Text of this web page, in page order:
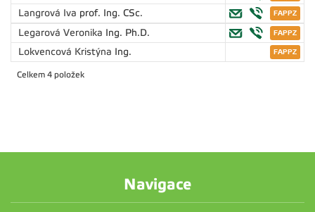
Langrová Iva prof. Ing. CSc.
Legarová Veronika Ing. Ph.D.
Lokvencová Kristýna Ing.
Celkem 4 položek
Navigace